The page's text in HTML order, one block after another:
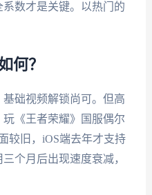
数才是关键。以热门的
何？
础视频解锁尚可。但高
《王者荣耀》国服偶尔
较旧，iOS端去年才支持
个月后出现速度衰减，